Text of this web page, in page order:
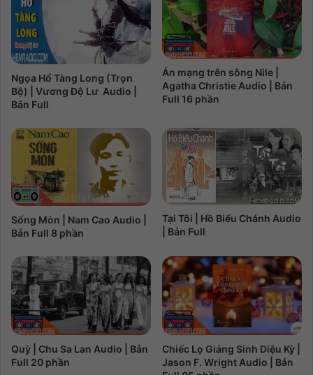
Ngọa Hổ Tàng Long (Trọn
Bộ) | Vương Độ Lư Audio |
Bản Full
Án mạng trên sông Nile |
Agatha Christie Audio | Bản
Full 16 phần
Sống Mòn | Nam Cao Audio |
Bản Full 8 phần
Tại Tôi | Hồ Biểu Chánh Audio
| Bản Full
Quỳ | Chu Sa Lan Audio | Bản
Full 20 phần
Chiếc Lọ Giáng Sinh Diệu Kỳ |
Jason F. Wright Audio | Bản